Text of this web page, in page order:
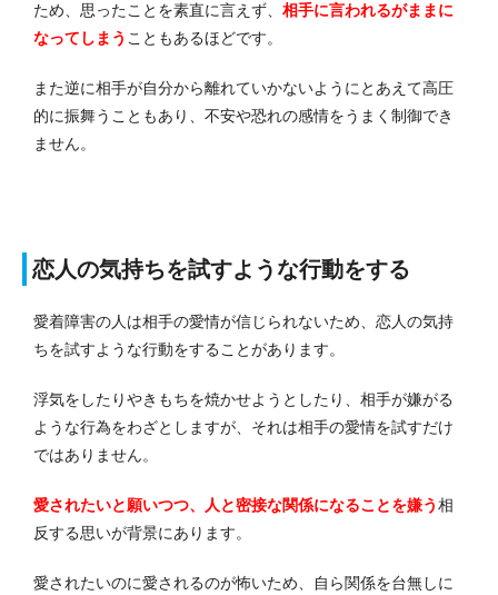
ため、思ったことを素直に言えず、 相手に言われるがままに
なってしまう こともあるほどです。
また逆に相手が自分から離れていかないようにとあえて高圧
的に振舞うこともあり、不安や恐れの感情をうまく制御でき
ません。
恋人の気持ちを試すような行動をする
愛着障害の人は相手の愛情が信じられないため、恋人の気持
ちを試すような行動をすることがあります。
浮気をしたりやきもちを焼かせようとしたり、相手が嫌がる
ような行為をわざとしますが、それは相手の愛情を試すだけ
ではありません。
愛されたいと願いつつ、人と密接な関係になることを嫌う相
反する思いが背景にあります。
愛されたいのに愛されるのが怖いため、自ら関係を台無しに